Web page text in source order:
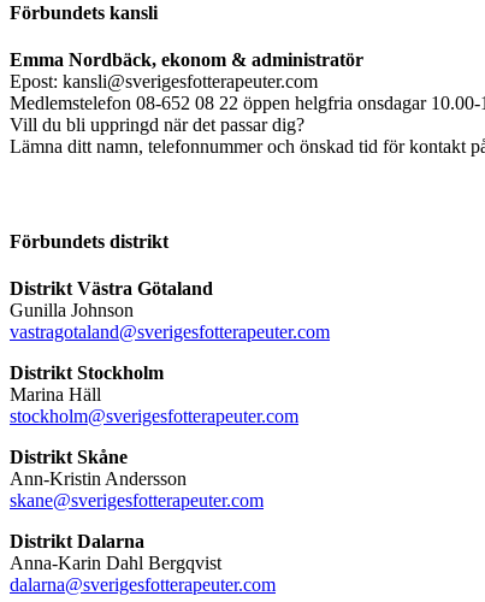
Förbundets kansli
Emma Nordbäck, ekonom & administratör
Epost: kansli@sverigesfotterapeuter.com
Medlemstelefon 08-652 08 22 öppen helgfria onsdagar 10.00-
Vill du bli uppringd när det passar dig?
Lämna ditt namn, telefonnummer och önskad tid för kontakt
Förbundets distrikt
Distrikt Västra Götaland
Gunilla Johnson
vastragotaland@sverigesfotterapeuter.com
Distrikt Stockholm
Marina Häll
stockholm@sverigesfotterapeuter.com
Distrikt Skåne
Ann-Kristin Andersson
skane@sverigesfotterapeuter.com
Distrikt Dalarna
Anna-Karin Dahl Bergqvist
dalarna@sverigesfotterapeuter.com